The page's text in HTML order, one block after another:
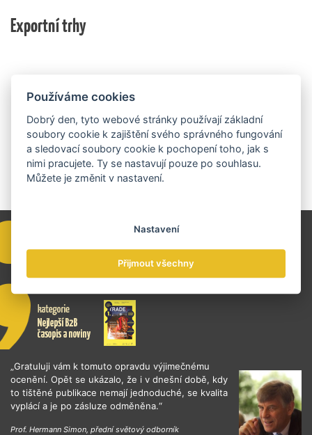
na přípravě rozpočtu na rok 2027.
ekonomické výsledky, ale také silný podnikatelský
příběh.
Exportní trhy
„Gratuluji vám k tomuto opravdu výjimečnému
ocenění. Opět se ukázalo, že i v dnešní době, kdy
to tištěné publikace nemají jednoduché, se kvalita
vyplácí a je po zásluze odměněna.“
Prof. Hermann Simon, přední světový odborník
Používáme cookies
Dobrý den, tyto webové stránky používají základní
soubory cookie k zajištění svého správného fungování
a sledovací soubory cookie k pochopení toho, jak s
nimi pracujete. Ty se nastavují pouze po souhlasu.
Můžete je změnit v nastavení.
Nastavení
Přijmout všechny